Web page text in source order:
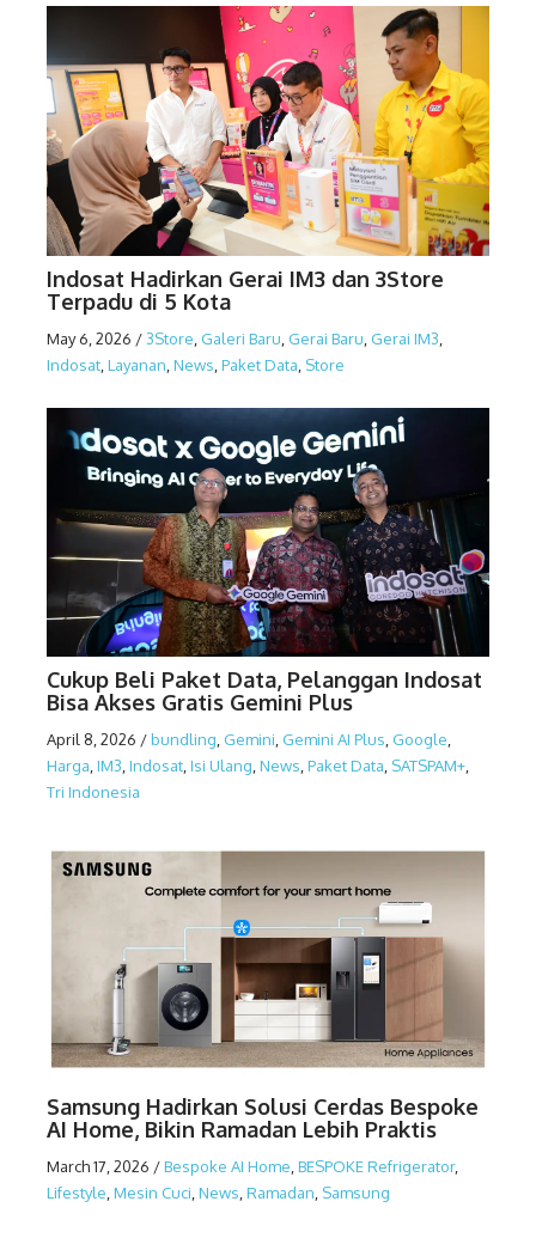
Indosat Hadirkan Gerai IM3 dan 3Store
Terpadu di 5 Kota
May 6, 2026 /3Store Galeri Baru Gerai Baru Gerai IM3
Indosat Layanan News Paket Data Store
Cukup Beli Paket Data, Pelanggan Indosat
Bisa Akses Gratis Gemini Plus
April 8, 2026 /bundling Gemini Gemini AI Plus Google
Harga IM3 Indosat Isi Ulang News Paket Data SATSPAM+
Tri Indonesia
Samsung Hadirkan Solusi Cerdas Bespoke
AI Home, Bikin Ramadan Lebih Praktis
March 17, 2026 /Bespoke AI Home BESPOKE Refrigerator,
Lifestyle Mesin Cuci News Ramadan Samsung